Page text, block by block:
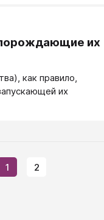
их
как правило,
их
1 2